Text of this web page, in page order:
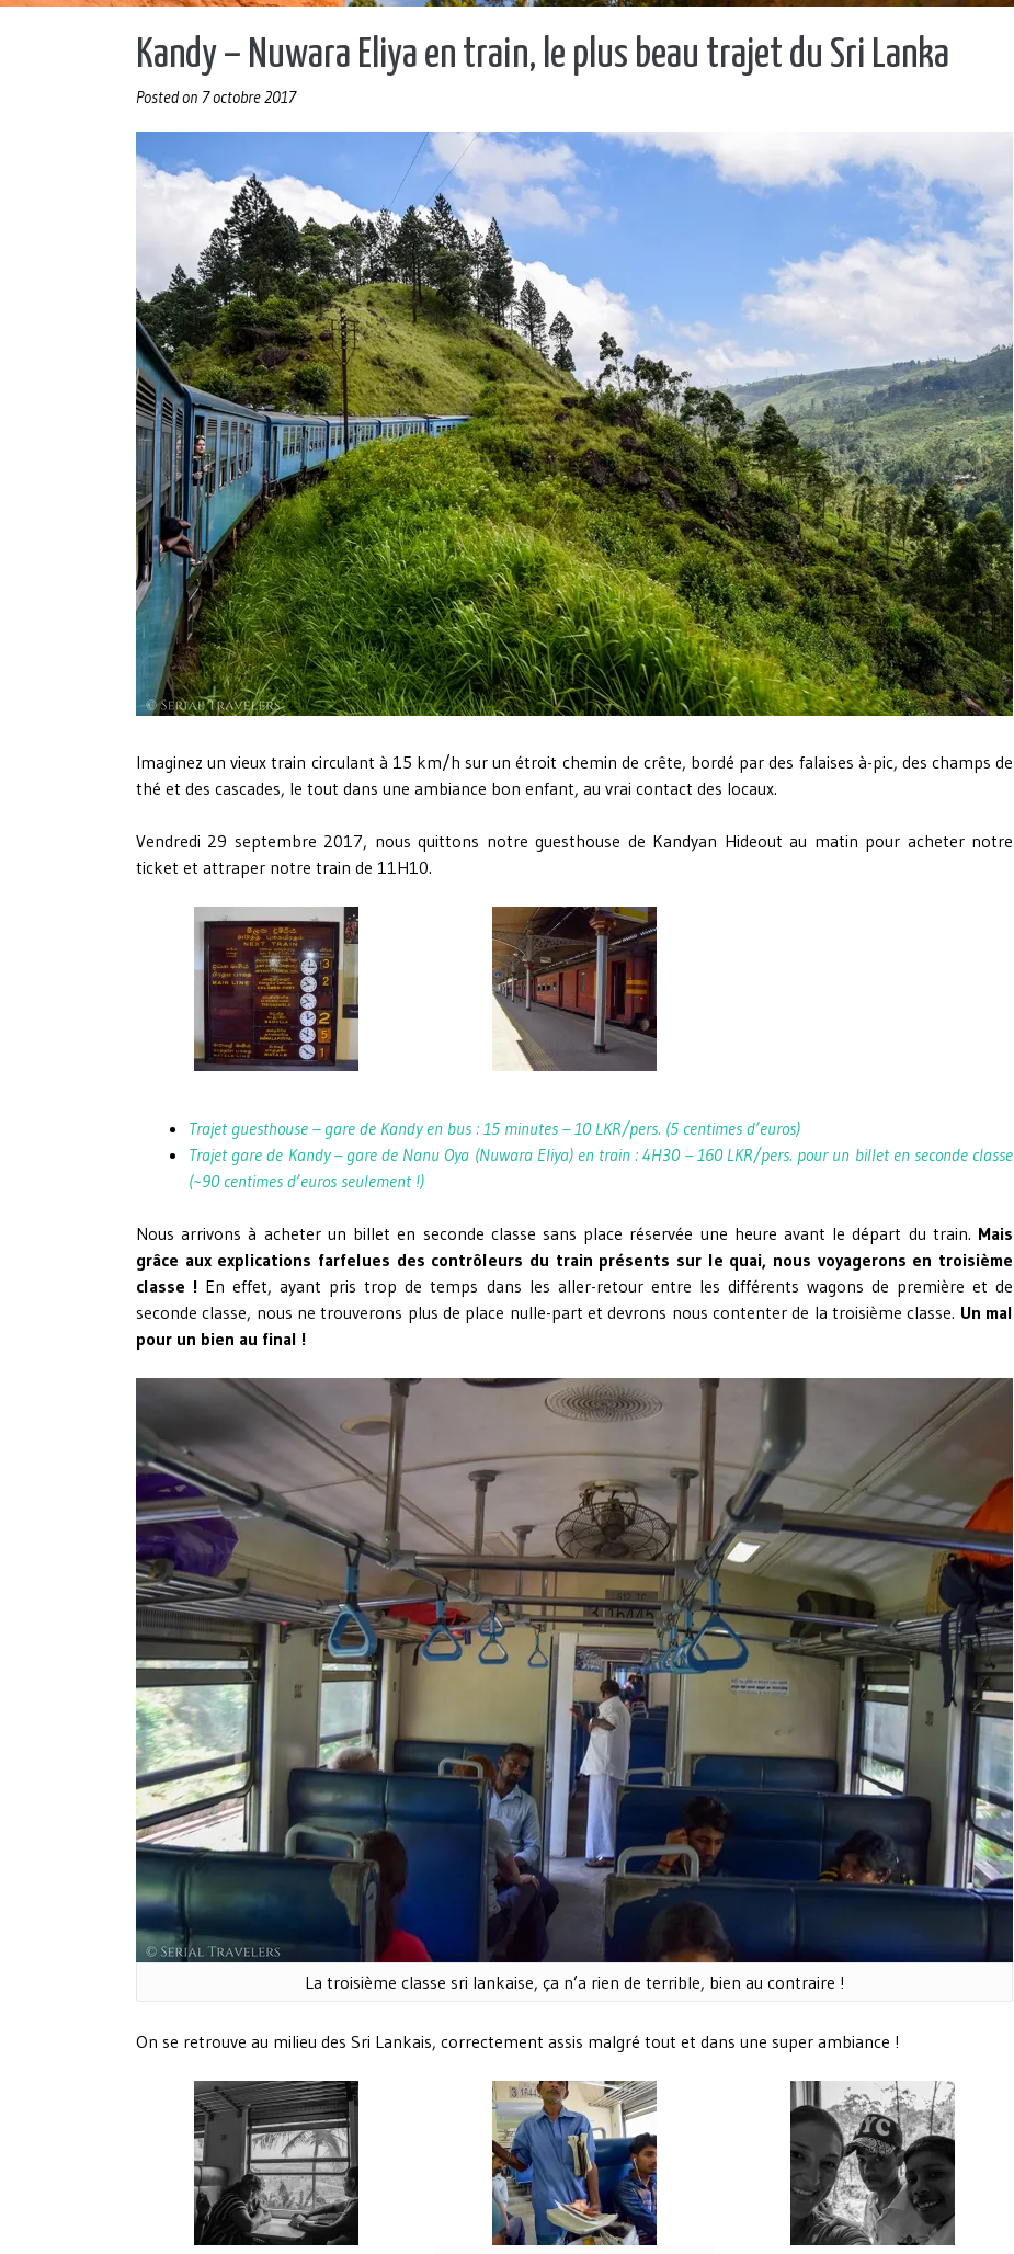
Kandy – Nuwara Eliya en train, le plus beau trajet du Sri Lanka
Posted on 7 octobre 2017
Imaginez un vieux train circulant à 15 km/h sur un étroit chemin de crête, bordé par des falaises à-pic, des champs de
thé et des cascades, le tout dans une ambiance bon enfant, au vrai contact des locaux.
Vendredi 29 septembre 2017, nous quittons notre guesthouse de Kandyan Hideout au matin pour acheter notre
ticket et attraper notre train de 11H10.
Trajet guesthouse – gare de Kandy en bus : 15 minutes – 10 LKR/pers. (5 centimes d’euros)
Trajet gare de Kandy – gare de Nanu Oya (Nuwara Eliya) en train : 4H30 – 160 LKR/pers. pour un billet en seconde classe
(~90 centimes d’euros seulement !)
Nous arrivons à acheter un billet en seconde classe sans place réservée une heure avant le départ du train. Mais
grâce aux explications farfelues des contrôleurs du train présents sur le quai, nous voyagerons en troisième
classe ! En effet, ayant pris trop de temps dans les aller-retour entre les différents wagons de première et de
seconde classe, nous ne trouverons plus de place nulle-part et devrons nous contenter de la troisième classe. Un mal
pour un bien au final !
La troisième classe sri lankaise, ça n’a rien de terrible, bien au contraire !
On se retrouve au milieu des Sri Lankais, correctement assis malgré tout et dans une super ambiance !